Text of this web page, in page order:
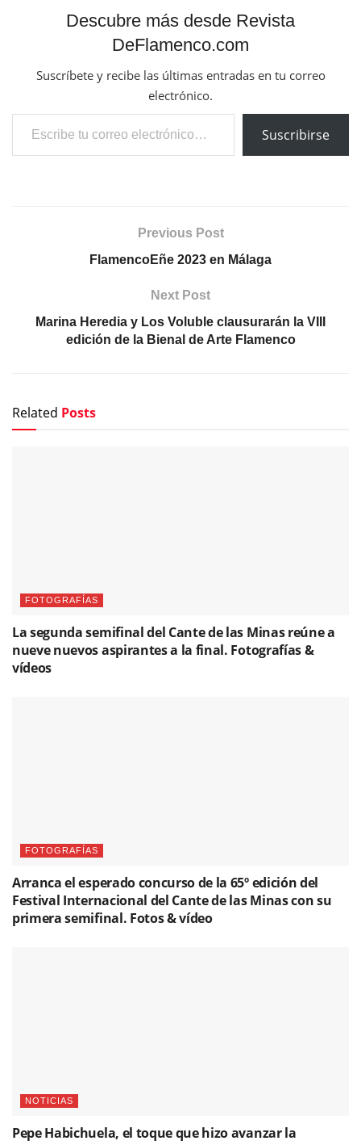
Descubre más desde Revista
DeFlamenco.com
Suscríbete y recibe las últimas entradas en tu correo
electrónico.
Escribe tu correo electrónico…
Suscribirse
Previous Post
FlamencoEñe 2023 en Málaga
Next Post
Marina Heredia y Los Voluble clausurarán la VIII
edición de la Bienal de Arte Flamenco
Related Posts
FOTOGRAFÍAS
La segunda semifinal del Cante de las Minas reúne a
nueve nuevos aspirantes a la final. Fotografías &
vídeos
FOTOGRAFÍAS
Arranca el esperado concurso de la 65º edición del
Festival Internacional del Cante de las Minas con su
primera semifinal. Fotos & vídeo
NOTICIAS
Pepe Habichuela, el toque que hizo avanzar la